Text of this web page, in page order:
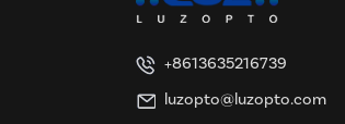
+8613635216739
luzopto@luzopto.com